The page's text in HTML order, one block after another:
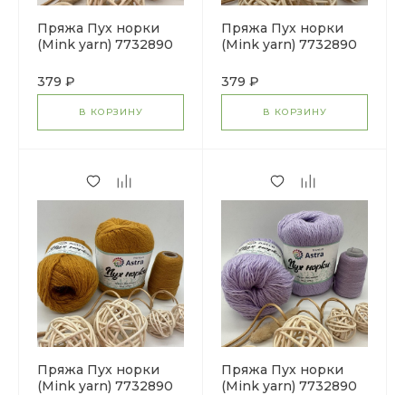
Пряжа Пух норки
(Mink yarn) 7732890
379 ₽
В КОРЗИНУ
Пряжа Пух норки
(Mink yarn) 7732890
379 ₽
В КОРЗИНУ
Пряжа Пух норки
(Mink yarn) 7732890
Пряжа Пух норки
(Mink yarn) 7732890